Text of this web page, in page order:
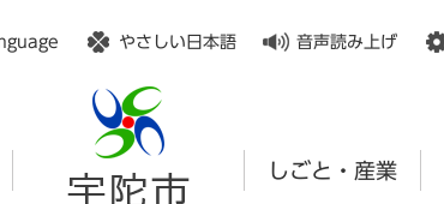
やさしい日本語 音声読み上げ
しごと・産業